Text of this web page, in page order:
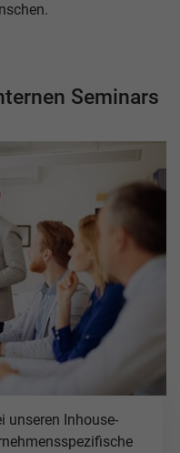
Seminars
unseren Inhouse-